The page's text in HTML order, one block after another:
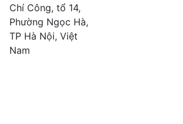
Chí Công, tổ 14,
Phường Ngọc Hà,
TP Hà Nội, Việt
Nam